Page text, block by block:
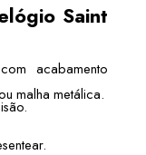
Saint
acabamento
malha metálica.